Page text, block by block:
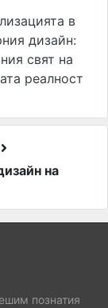
в
дизайн:
свят на
реалност
на
познатия